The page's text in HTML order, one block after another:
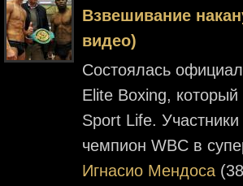
Взвешивание
видео)
Состоялась
Elite Boxing,
Sport Life.
чемпион WBC в
Игнасио Мендоса